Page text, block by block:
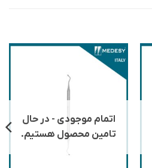
اتمام موجودی - در حال
تامین محصول هستیم.